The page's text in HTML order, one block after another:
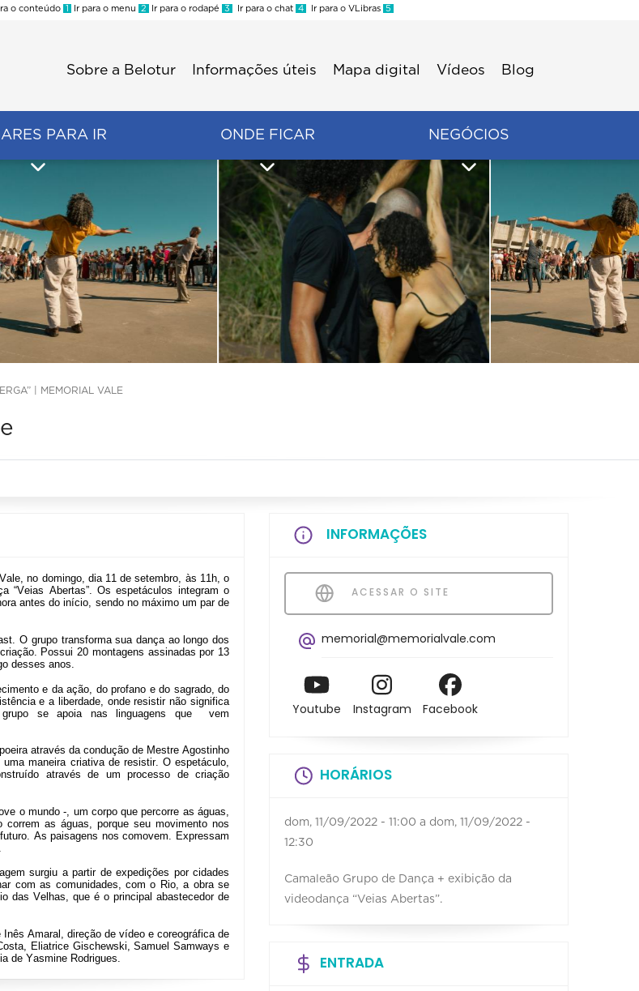
o conteúdo 1 Ir para o menu 2 Ir para o rodapé 3 Ir para o chat 4 Ir para o VLibras 5
Sobre a Belotur Informações úteis Mapa digital Vídeos Blog
PARA IR ONDE FICAR NEGÓCIOS
| MEMORIAL VALE
no domingo, dia 11 de setembro, às 11h, o
“Veias Abertas”. Os espetáculos integram o
antes do início, sendo no máximo um par de
O grupo transforma sua dança ao longo dos
Possui 20 montagens assinadas por 13
desses anos.
e da ação, do profano e do sagrado, do
e a liberdade, onde resistir não significa
se apoia nas linguagens que
vem
através da condução de Mestre Agostinho
maneira criativa de resistir. O espetáculo,
através de um processo de criação
o mundo -, um corpo que percorre as águas,
as águas, porque seu movimento nos
As paisagens nos comovem. Expressam
surgiu a partir de expedições por cidades
com as comunidades, com o Rio, a obra se
das Velhas, que é o principal abastecedor de
Amaral, direção de vídeo e coreográfica de
Eliatrice Gischewski, Samuel Samways e
de Yasmine Rodrigues.
INFORMAÇÕES
ACESSAR O SITE
memorial@memorialvale.com
Youtube Instagram Facebook
HORÁRIOS
dom, 11/09/2022 - 11:00 a dom, 11/09/2022 -
12:30
Camaleão Grupo de Dança + exibição da
videodança “Veias Abertas”.
ENTRADA